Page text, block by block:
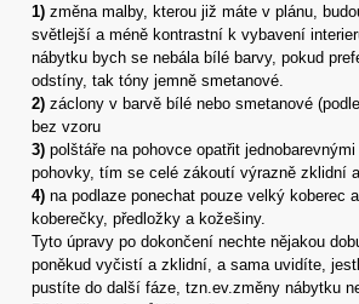
1) změna malby, kterou již máte v plánu,
světlejší a méně kontrastní k vybavení
nábytku bych se nebála bílé barvy, pokud
odstíny, tak tóny jemně smetanové.
2) záclony v barvě bílé nebo smetanové
bez vzoru
3) polštáře na pohovce opatřit
pohovky, tím se celé zákoutí výrazně zklidní
4) na podlaze ponechat pouze velký koberec
koberečky, předložky a kožešiny.
Tyto úpravy po dokončení nechte nějakou
poněkud vyčistí a zklidní, a sama uvidíte,
pustíte do další fáze, tzn.ev.změny nábytku